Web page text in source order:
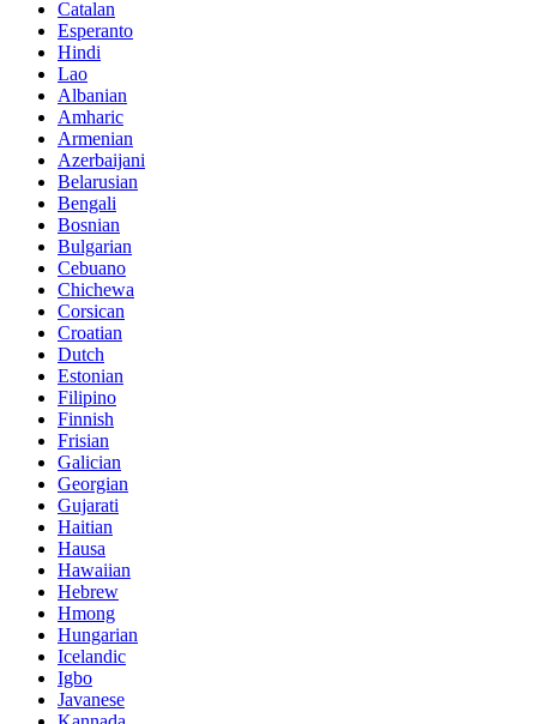
Catalan
Esperanto
Hindi
Lao
Albanian
Amharic
Armenian
Azerbaijani
Belarusian
Bengali
Bosnian
Bulgarian
Cebuano
Chichewa
Corsican
Croatian
Dutch
Estonian
Filipino
Finnish
Frisian
Galician
Georgian
Gujarati
Haitian
Hausa
Hawaiian
Hebrew
Hmong
Hungarian
Icelandic
Igbo
Javanese